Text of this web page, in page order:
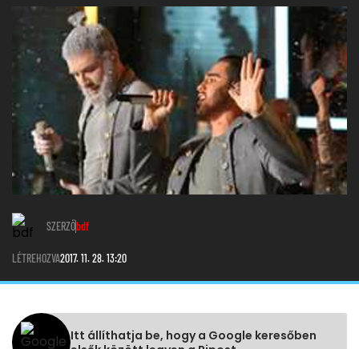
SZERZŐbdf
LÉTREHOZVA2017. 11. 28. 13:20
Itt állíthatja be, hogy a Google keresőben